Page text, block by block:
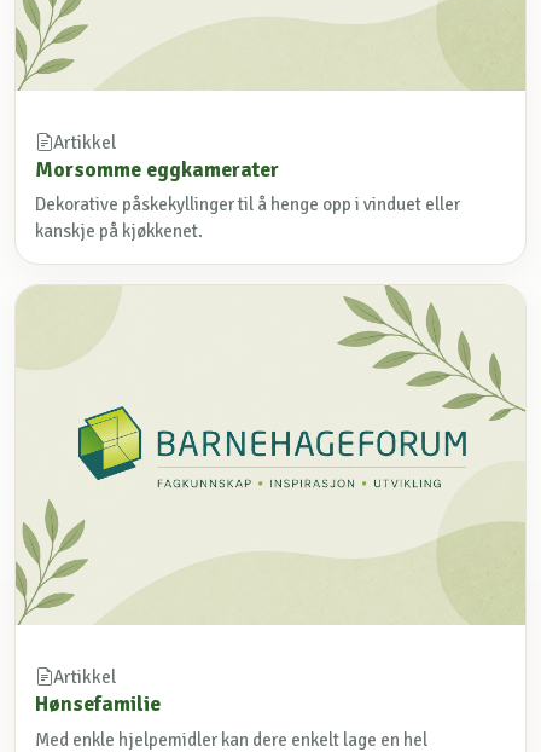
Artikkel
Morsomme eggkamerater
Dekorative påskekyllinger til å henge opp i vinduet eller
kanskje på kjøkkenet.
Artikkel
Hønsefamilie
Med enkle hjelpemidler kan dere enkelt lage en hel